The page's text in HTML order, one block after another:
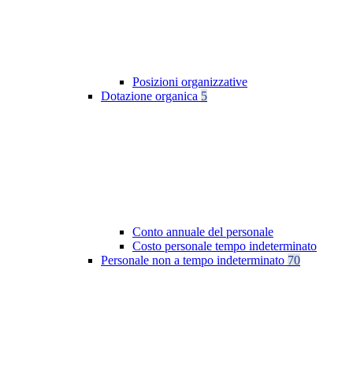
Posizioni organizzative
Dotazione organica 5
Conto annuale del personale
Costo personale tempo indeterminato
Personale non a tempo indeterminato 70